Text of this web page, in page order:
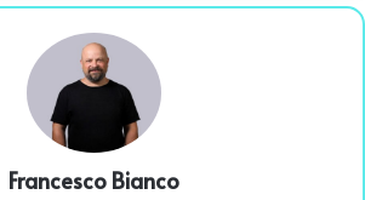
Francesco Bianco